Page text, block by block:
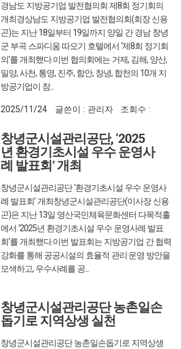
경남도 지방공기업 발전협의회 제8회 정기회의
개최경상남도 지방공기업 발전협의회(회장 신용
곤)는 지난 18일부터 19일까지 양일 간 경남 창녕
군 부곡 스파디움 따오기 호텔에서 ‘제8회 정기회
의’를 개최했다.이번 협의회에는 거제, 김해, 양산,
밀양, 사천, 통영, 진주, 함안, 창녕, 합천의 10개 지
방공기업이 참...
2025/11/24 글쓴이 : 관리자
조회수 :
창녕군시설관리공단, ‘2025
년 환경기초시설 우수 운영사
례 발표회’ 개최
창녕군시설관리공단 ‘환경기초시설 우수 운영사
례 발표회’ 개최창녕군시설관리공단(이사장 신용
곤)은 지난 13일 영산국민체육문화센터 다목적홀
에서 ‘2025년 환경기초시설 우수 운영사례 발표
회’를 개최했다.이번 발표회는 지방공기업 간 협력
강화를 통해 공공시설의 효율적 관리·운영 방안을
모색하고, 우수사례를 공...
398
창녕군시설관리공단 농촌일손
돕기로 지역상생 실천
창녕군시설관리공단 농촌일손돕기로 지역상생